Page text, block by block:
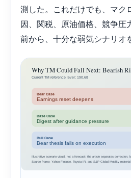
測した。これだけでも、マク
因、関税、原油価格、競争圧
前から、十分な弱気シナリオ